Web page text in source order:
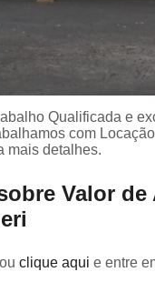
Qualificada e
com
mais detalhes.
Valor
ou clique aqui e entre